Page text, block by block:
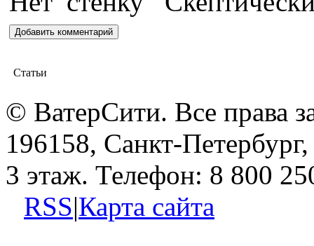
Статьи
© ВатерСити. Все права
196158, Санкт-
3 этаж. Телефон: 8 800
RSS|Карта сайта